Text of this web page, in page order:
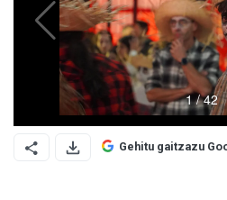
Gehitu gaitzazu